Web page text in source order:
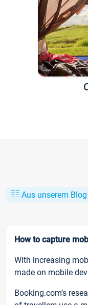
Aus unserem Blog
How to capture
With increasing
made on mobile
Booking.com’s